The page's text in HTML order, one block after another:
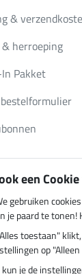
&
herroeping
Pakket
shop
een
gebruiken
je paard te
toestaan"
op
je de